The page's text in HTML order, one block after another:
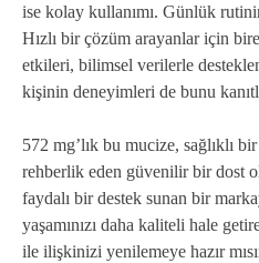
ise kolay kullanımı. Günlük
Hızlı bir çözüm arayanlar için
etkileri, bilimsel verilerle
kişinin deneyimleri de bunu
572 mg’lık bu mucize, sağlıklı
rehberlik eden güvenilir bir dost
faydalı bir destek sunan bir
yaşamınızı daha kaliteli hale
ile ilişkinizi yenilemeye hazır